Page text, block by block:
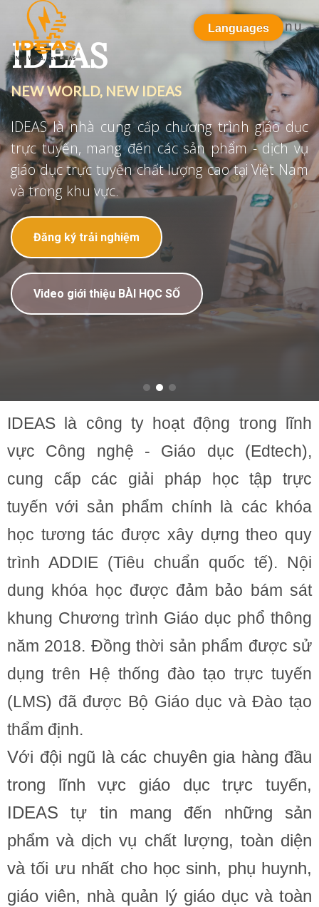
Menu
IDEAS
NEW WORLD, NEW IDEAS
IDEAS là nhà cung cấp chương trình giáo dục
trực tuyến, mang đến các sản phẩm - dịch vụ
giáo dục trực tuyến chất lượng cao tại Việt Nam
và trong khu vực.
Đăng ký trải nghiệm
Video giới thiệu BÀI HỌC SỐ
IDEAS là công ty hoạt động trong lĩnh
vực Công nghệ - Giáo dục (Edtech),
cung cấp các giải pháp học tập trực
tuyến với sản phẩm chính là các khóa
học tương tác được xây dựng theo quy
trình ADDIE (Tiêu chuẩn quốc tế). Nội
dung khóa học được đảm bảo bám sát
khung Chương trình Giáo dục phổ thông
năm 2018. Đồng thời sản phẩm được sử
dụng trên Hệ thống đào tạo trực tuyến
(LMS) đã được Bộ Giáo dục và Đào tạo
thẩm định.
Với đội ngũ là các chuyên gia hàng đầu
trong lĩnh vực giáo dục trực tuyến,
IDEAS tự tin mang đến những sản
phẩm và dịch vụ chất lượng, toàn diện
và tối ưu nhất cho học sinh, phụ huynh,
giáo viên, nhà quản lý giáo dục và toàn
Languages